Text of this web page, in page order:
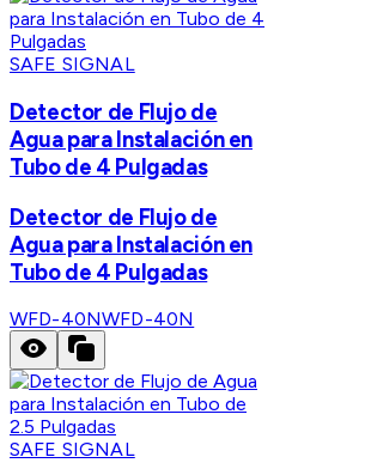
SAFE SIGNAL
Detector de Flujo de
Agua para Instalación en
Tubo de 4 Pulgadas
Detector de Flujo de
Agua para Instalación en
Tubo de 4 Pulgadas
WFD-40NWFD-40N
SAFE SIGNAL